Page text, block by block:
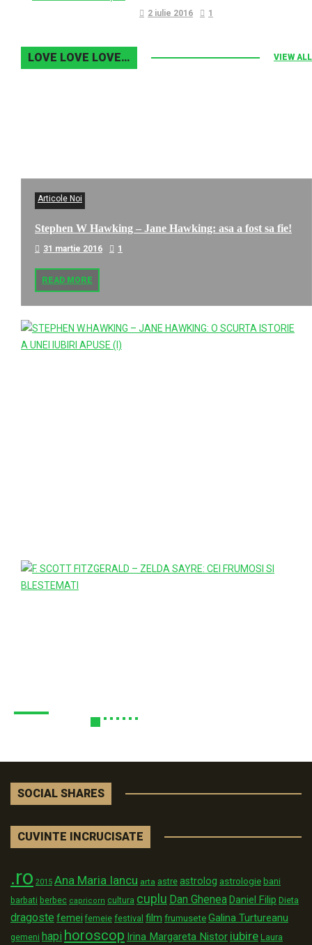
2 iulie 2016 1
LOVE LOVE LOVE… VIEW ALL
Articole Noi
Stephen W Hawking – Jane Hawking: asa a fost sa fie!
31 martie 2016 1
READ MORE
SOCIAL SHARES
CUVINTE INCRUCISATE
.ro 2015 Ana Maria Iancu arta astre astrolog astrologie bani
barbati berbec capricorn cultura cuplu Dan GheneaDaniel Filip Dieta
dragoste femei femeie festival film frumusete Galina Turtureanu
gemeni hapi horoscop Irina Margareta Nistor iubire Laura